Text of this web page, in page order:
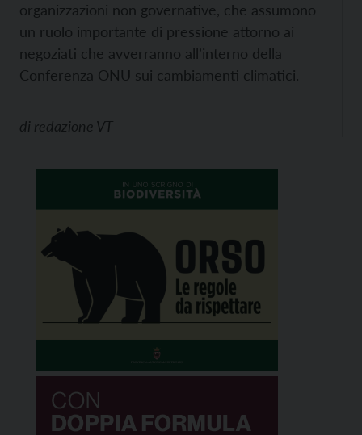
organizzazioni non governative, che assumono
un ruolo importante di pressione attorno ai
negoziati che avverranno all’interno della
Conferenza ONU sui cambiamenti climatici.
di redazione VT